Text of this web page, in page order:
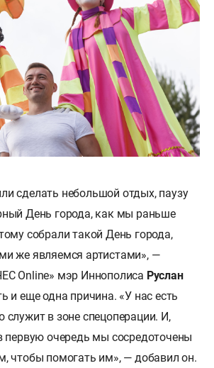
сделать небольшой отдых, паузу
День города, как мы раньше
собрали такой День города,
же являемся артистами», —
Online» мэр Иннополиса Руслан
и еще одна причина. «У нас есть
служит в зоне спецоперации. И,
первую очередь мы сосредоточены
чтобы помогать им», — добавил он.